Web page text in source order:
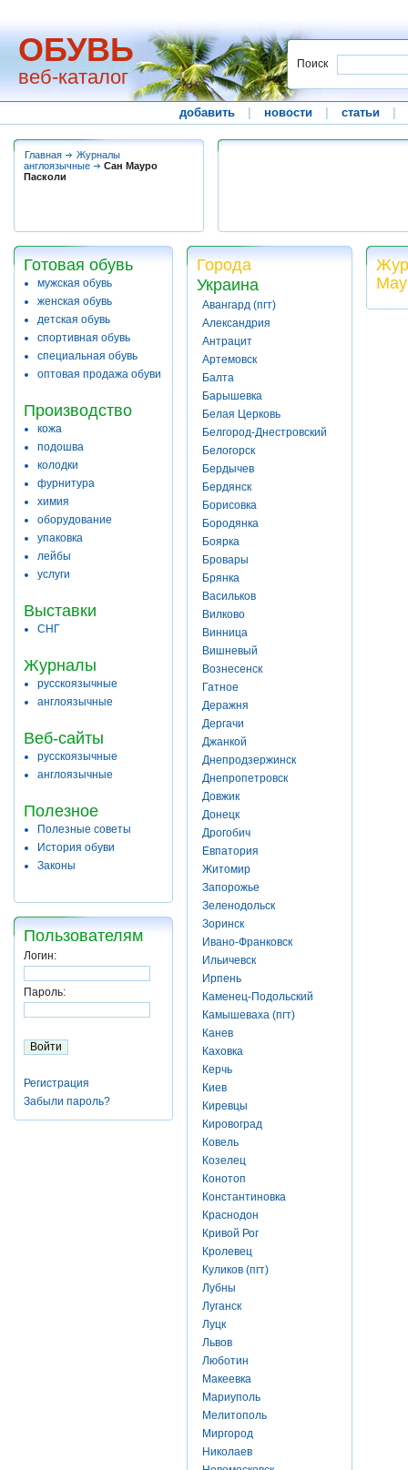
ОБУВЬ
веб-каталог
Поиск
добавить новости статьи
Главная
Журналы
англоязычные
Сан Мауро
Пасколи
Готовая обувь
мужская обувь
женская обувь
детская обувь
спортивная обувь
специальная обувь
оптовая продажа обуви
Производство
кожа
подошва
колодки
фурнитура
химия
оборудование
упаковка
лейбы
услуги
Выставки
СНГ
Журналы
русскоязычные
англоязычные
Веб-сайты
русскоязычные
англоязычные
Полезное
Полезные советы
История обуви
Законы
Пользователям
Логин:
Пароль:
Регистрация
Забыли пароль?
Города
Украина
Авангард (пгт)
Александрия
Антрацит
Артемовск
Балта
Барышевка
Белая Церковь
Белгород-Днестровский
Белогорск
Бердычев
Бердянск
Борисовка
Бородянка
Боярка
Бровары
Брянка
Васильков
Вилково
Винница
Вишневый
Вознесенск
Гатное
Деражня
Дергачи
Джанкой
Днепродзержинск
Днепропетровск
Довжик
Донецк
Дрогобич
Евпатория
Житомир
Запорожье
Зеленодольск
Зоринск
Ивано-Франковск
Ильичевск
Ирпень
Каменец-Подольский
Камышеваха (пгт)
Канев
Каховка
Керчь
Киев
Киревцы
Кировоград
Ковель
Козелец
Конотоп
Константиновка
Краснодон
Кривой Рог
Кролевец
Куликов (пгт)
Лубны
Луганск
Луцк
Львов
Люботин
Макеевка
Мариуполь
Мелитополь
Миргород
Николаев